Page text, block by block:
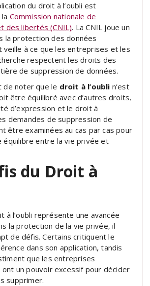
du droit à l’oubli est
Commission nationale de
des libertés (CNIL). La CNIL joue un
la protection des données
veille à ce que les entreprises et les
respectent les droits des
de suppression de données.
de noter que le droit à l’oubli n’est
être équilibré avec d’autres droits,
d’expression et le droit à
demandes de suppression de
être examinées au cas par cas pour
entre la vie privée et
du Droit à
à l’oubli représente une avancée
la protection de la vie privée, il
de défis. Certains critiquent le
dans son application, tandis
que les entreprises
un pouvoir excessif pour décider
supprimer.